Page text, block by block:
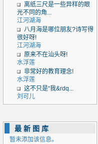
离纸三尺是一些异样的眼
光不同的角...
江河湖海
八月海是哪位朋友?诗写得
很好呀!
江河湖海
原来不在汕头呀!
水浮莲
非常好的教育理念!
水浮莲
这不只是“我&rdq...
刘可儿
最新图库
暂未添加该信息。